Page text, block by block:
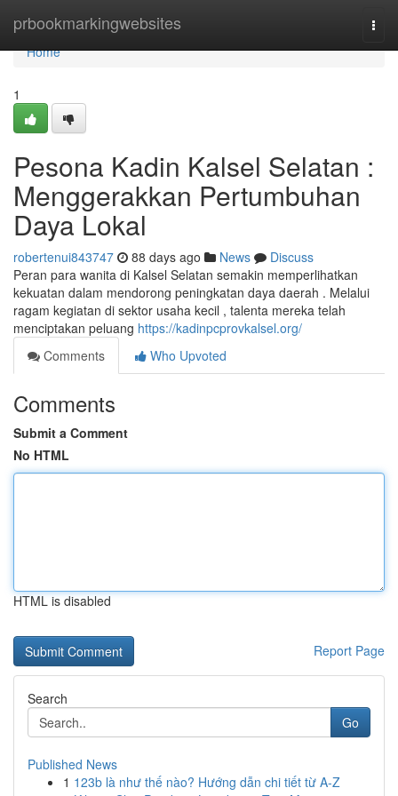
prbookmarkingwebsites
Home
Home
1
Pesona Kadin Kalsel Selatan :
Menggerakkan Pertumbuhan
Daya Lokal
robertenui843747 88 days ago News
Discuss
Peran para wanita di Kalsel Selatan semakin memperlihatkan
kekuatan dalam mendorong peningkatan daya daerah . Melalui
ragam kegiatan di sektor usaha kecil , talenta mereka telah
menciptakan peluang https://kadinpcprovkalsel.org/
Comments
Who Upvoted
Comments
Submit a Comment
No HTML
HTML is disabled
Report Page
Search
Go
Published News
1 123b là như thế nào? Hướng dẫn chi tiết từ A-Z